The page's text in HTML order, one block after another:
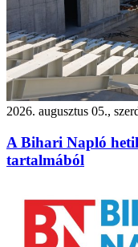
2026. augusztus 05.,
A Bihari Napló
tartalmából